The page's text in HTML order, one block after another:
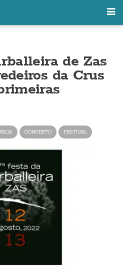
de Zas
da Crus
CONCERTO FESTIVAL